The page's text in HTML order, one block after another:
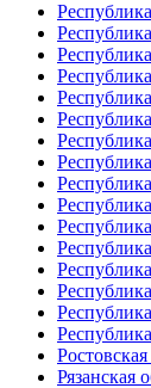
Рязанская